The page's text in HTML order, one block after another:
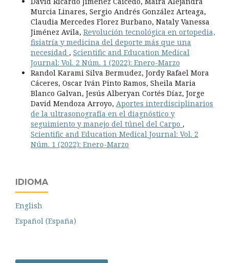
Murcia Linares, Sergio Andrés González Arteaga,
Claudia Mercedes Florez Burbano, Nataly Vanessa
Jiménez Avila, Revolución tecnológica en ortopedia,
fisiatría y medicina del deporte más que una
necesidad , Scientific and Education Medical
Journal: Vol. 2 Núm. 1 (2022): Enero-Marzo
Randol Karami Silva Bermudez, Jordy Rafael Mora
Cáceres, Oscar Iván Pinto Ramos, Sheila Maria
Blanco Galvan, Jesús Alberyan Cortés Díaz, Jorge
David Mendoza Arroyo, Aportes interdisciplinarios
de la ultrasonografía en el diagnóstico y
seguimiento y manejo del túnel del Carpo ,
Scientific and Education Medical Journal: Vol. 2
Núm. 1 (2022): Enero-Marzo
IDIOMA
English
Español (España)